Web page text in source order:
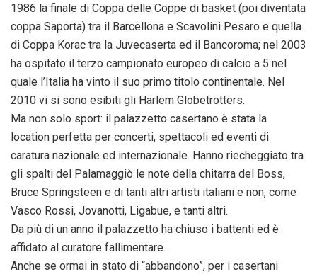
1986 la finale di Coppa delle Coppe di basket (poi diventata
coppa Saporta) tra il Barcellona e Scavolini Pesaro e quella
di Coppa Korac tra la Juvecaserta ed il Bancoroma; nel 2003
ha ospitato il terzo campionato europeo di calcio a 5 nel
quale l’Italia ha vinto il suo primo titolo continentale. Nel
2010 vi si sono esibiti gli Harlem Globetrotters.
Ma non solo sport: il palazzetto casertano è stata la
location perfetta per concerti, spettacoli ed eventi di
caratura nazionale ed internazionale. Hanno riecheggiato tra
gli spalti del Palamaggiò le note della chitarra del Boss,
Bruce Springsteen e di tanti altri artisti italiani e non, come
Vasco Rossi, Jovanotti, Ligabue, e tanti altri.
Da più di un anno il palazzetto ha chiuso i battenti ed è
affidato al curatore fallimentare.
Anche se ormai in stato di “abbandono”, per i casertani